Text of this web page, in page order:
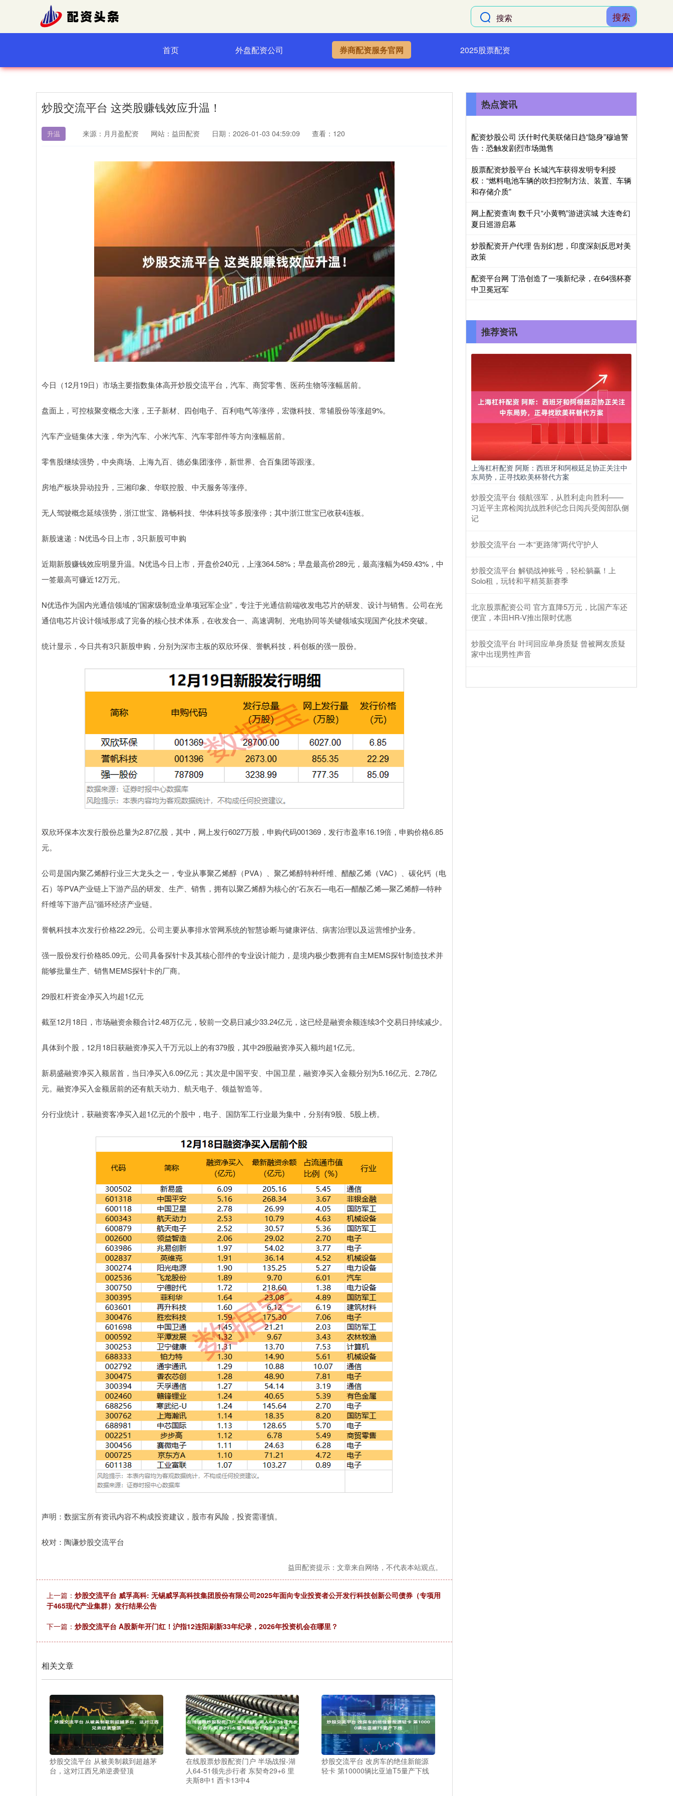
搜索
首页 外盘配资公司 券商配资服务官网 2025股票配资
炒股交流平台 这类股赚钱效应升温！
升温 来源：月月盈配资 网站：益田配资 日期：2026-01-03 04:59:09 查看：120
今日（12月19日）市场主要指数集体高开炒股交流平台，汽车、商贸零售、医药生物等涨幅居前。
盘面上，可控核聚变概念大涨，王子新材、四创电子、百利电气等涨停，宏微科技、常辅股份等涨超9%。
汽车产业链集体大涨，华为汽车、小米汽车、汽车零部件等方向涨幅居前。
零售股继续强势，中央商场、上海九百、德必集团涨停，新世界、合百集团等跟涨。
房地产板块异动拉升，三湘印象、华联控股、中天服务等涨停。
无人驾驶概念延续强势，浙江世宝、路畅科技、华体科技等多股涨停；其中浙江世宝已收获4连板。
新股速递：N优迅今日上市，3只新股可申购
近期新股赚钱效应明显升温。N优迅今日上市，开盘价240元，上涨364.58%；早盘最高价289元，最高涨幅为459.43%，中
一签最高可赚近12万元。
N优迅作为国内光通信领域的“国家级制造业单项冠军企业”，专注于光通信前端收发电芯片的研发、设计与销售。公司在光
通信电芯片设计领域形成了完备的核心技术体系，在收发合一、高速调制、光电协同等关键领域实现国产化技术突破。
统计显示，今日共有3只新股申购，分别为深市主板的双欣环保、誉帆科技，科创板的强一股份。
双欣环保本次发行股份总量为2.87亿股，其中，网上发行6027万股，申购代码001369，发行市盈率16.19倍，申购价格6.85
元。
公司是国内聚乙烯醇行业三大龙头之一，专业从事聚乙烯醇（PVA）、聚乙烯醇特种纤维、醋酸乙烯（VAC）、碳化钙（电
石）等PVA产业链上下游产品的研发、生产、销售，拥有以聚乙烯醇为核心的“石灰石—电石—醋酸乙烯—聚乙烯醇—特种
纤维等下游产品”循环经济产业链。
誉帆科技本次发行价格22.29元。公司主要从事排水管网系统的智慧诊断与健康评估、病害治理以及运营维护业务。
强一股份发行价格85.09元。公司具备探针卡及其核心部件的专业设计能力，是境内极少数拥有自主MEMS探针制造技术并
能够批量生产、销售MEMS探针卡的厂商。
29股杠杆资金净买入均超1亿元
截至12月18日，市场融资余额合计2.48万亿元，较前一交易日减少33.24亿元，这已经是融资余额连续3个交易日持续减少。
具体到个股，12月18日获融资净买入千万元以上的有379股，其中29股融资净买入额均超1亿元。
新易盛融资净买入额居首，当日净买入6.09亿元；其次是中国平安、中国卫星，融资净买入金额分别为5.16亿元、2.78亿
元。融资净买入金额居前的还有航天动力、航天电子、领益智造等。
分行业统计，获融资客净买入超1亿元的个股中，电子、国防军工行业最为集中，分别有9股、5股上榜。
声明：数据宝所有资讯内容不构成投资建议，股市有风险，投资需谨慎。
校对：陶谦炒股交流平台
益田配资提示：文章来自网络，不代表本站观点。
上一篇： 炒股交流平台 威孚高科: 无锡威孚高科技集团股份有限公司2025年面向专业投资者公开发行科技创新公司债券（专项用
于465现代产业集群）发行结果公告
下一篇： 炒股交流平台 A股新年开门红！沪指12连阳刷新33年纪录，2026年投资机会在哪里？
相关文章
炒股交流平台 从被美制裁到超越茅
台，这对江西兄弟逆袭登顶
在线股票炒股配资门户 半场战报-湖
人64-51领先步行者 东契奇29+6 里
夫斯8中1 西卡13中4
炒股交流平台 改房车的绝佳新能源
轻卡 第10000辆比亚迪T5量产下线
热点资讯
配资炒股公司 沃什时代美联储日趋“隐身”穆迪警
告：恐触发剧烈市场抛售
股票配资炒股平台 长城汽车获得发明专利授
权：“燃料电池车辆的吹扫控制方法、装置、车辆
和存储介质”
网上配资查询 数千只“小黄鸭”游进滨城 大连奇幻
夏日巡游启幕
炒股配资开户代理 告别幻想，印度深刻反思对美
政策
配资平台网 丁浩创造了一项新纪录，在64强杯赛
中卫冕冠军
推荐资讯
上海杠杆配资 阿斯：西班牙和阿根廷足协正关注中
东局势，正寻找欧美杯替代方案
炒股交流平台 领航强军，从胜利走向胜利——
习近平主席检阅抗战胜利纪念日阅兵受阅部队侧
记
炒股交流平台 一本“更路簿”两代守护人
炒股交流平台 解锁战神账号，轻松躺赢！上
Solo租，玩转和平精英新赛季
北京股票配资公司 官方直降5万元，比国产车还
便宜，本田HR-V推出限时优惠
炒股交流平台 叶珂回应单身质疑 曾被网友质疑
家中出现男性声音